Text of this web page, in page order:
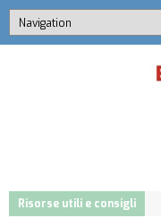
Risorse utili e consigli